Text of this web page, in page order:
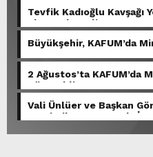
Tevfik Kadıoğlu Kavşağı
Akıcı Hale Geliyor.
Büyükşehir, KAFUM’da
2 Ağustos’ta KAFUM’da
Gün Bekliyor.
Vali Ünlüer ve Başkan
Demirciler Çarşısı’nda